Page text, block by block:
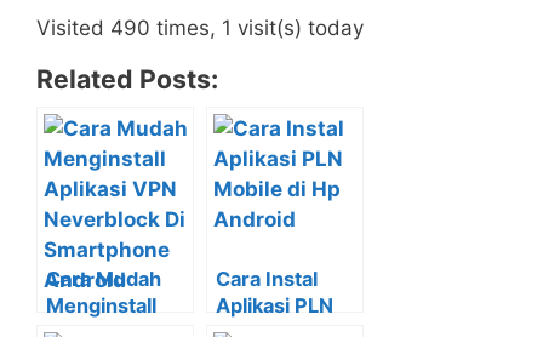
Visited 490 times, 1 visit(s) today
Related Posts:
Cara Mudah
Menginstall
Cara Instal
Aplikasi PLN